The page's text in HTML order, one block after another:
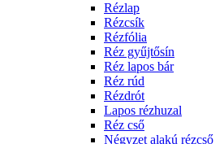
Rézlap
Rézcsík
Rézfólia
Réz gyűjtősín
Réz lapos bár
Réz rúd
Rézdrót
Lapos rézhuzal
Réz cső
Négyzet alakú rézcső